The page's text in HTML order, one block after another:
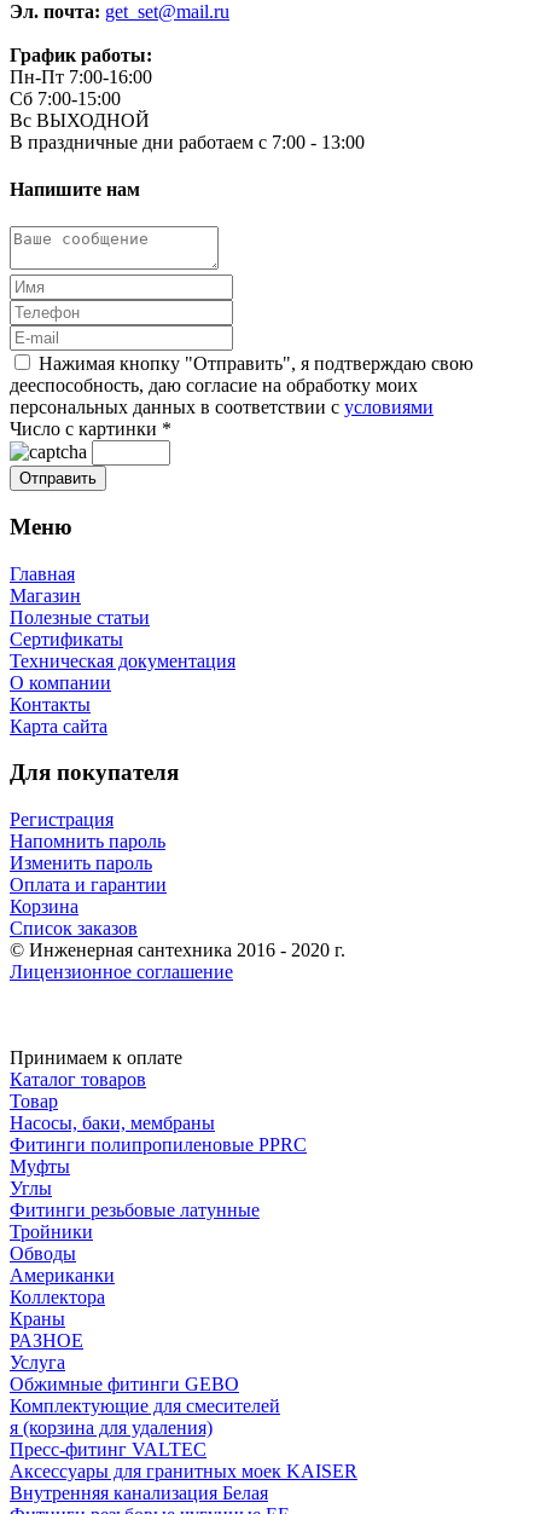
Эл. почта: get_set@mail.ru
График работы:
Пн-Пт 7:00-16:00
Сб 7:00-15:00
Вс ВЫХОДНОЙ
В праздничные дни работаем с 7:00 - 13:00
Напишите нам
Нажимая кнопку "Отправить", я подтверждаю свою
дееспособность, даю согласие на обработку моих
персональных данных в соответствии с условиями
Число с картинки *
Меню
Главная
Магазин
Полезные статьи
Сертификаты
Техническая документация
О компании
Контакты
Карта сайта
Для покупателя
Регистрация
Напомнить пароль
Изменить пароль
Оплата и гарантии
Корзина
Список заказов
© Инженерная сантехника 2016 - 2020 г.
Лицензионное соглашение
Принимаем к оплате
Каталог товаров
Товар
Насосы, баки, мембраны
Фитинги полипропиленовые PPRC
Муфты
Углы
Фитинги резьбовые латунные
Тройники
Обводы
Американки
Коллектора
Краны
РАЗНОЕ
Услуга
Обжимные фитинги GEBO
Комплектующие для смесителей
я (корзина для удаления)
Пресс-фитинг VALTEC
Аксессуары для гранитных моек KAISER
Внутренняя канализация Белая